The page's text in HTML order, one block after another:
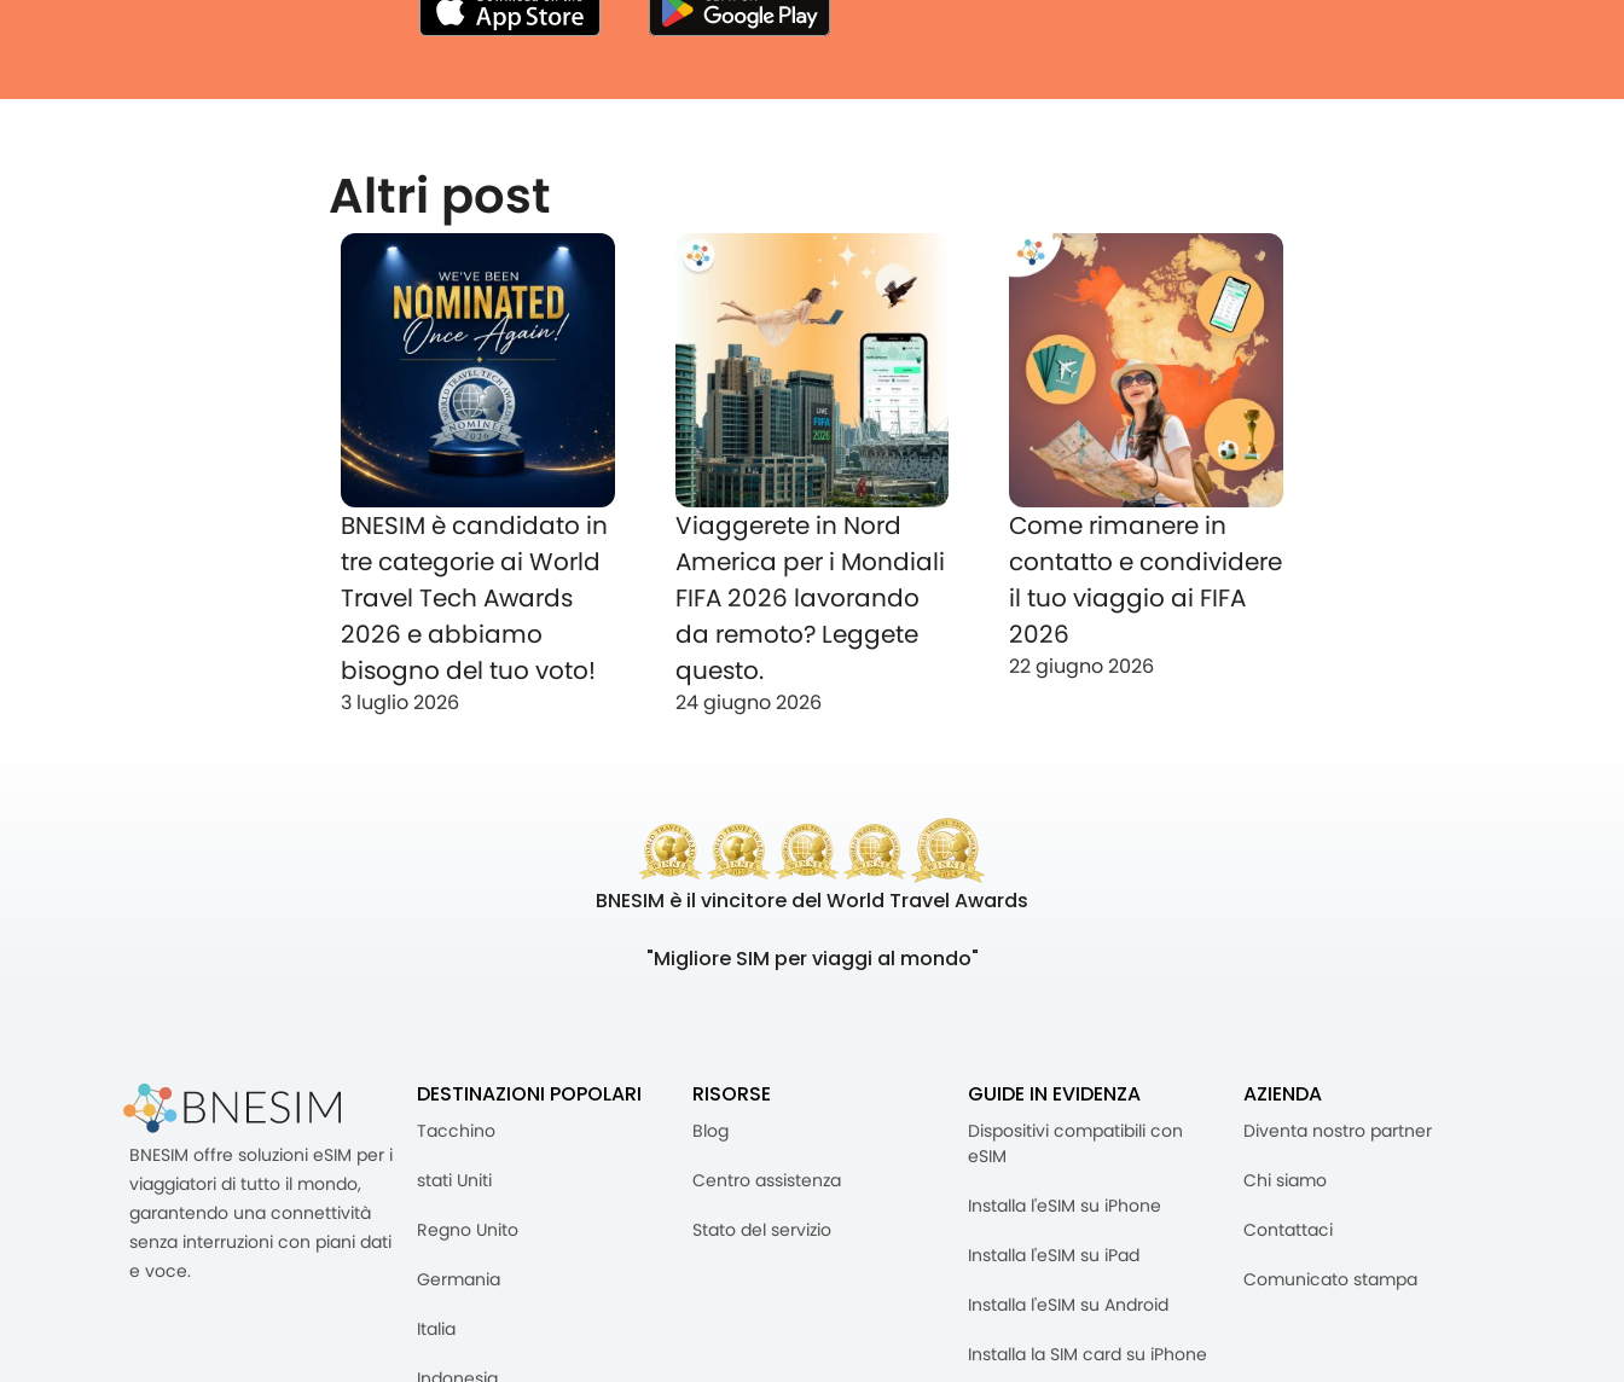
Altri post
BNESIM è candidato in
tre categorie ai World
Travel Tech Awards
2026 e abbiamo
bisogno del tuo voto!
3 luglio 2026
Viaggerete in Nord
America per i Mondiali
FIFA 2026 lavorando
da remoto? Leggete
questo.
24 giugno 2026
Come rimanere in
contatto e condividere
il tuo viaggio ai FIFA
2026
22 giugno 2026
BNESIM è il vincitore del World Travel Awards
"Migliore SIM per viaggi al mondo"
BNESIM offre soluzioni eSIM per i
viaggiatori di tutto il mondo,
garantendo una connettività
senza interruzioni con piani dati
e voce.
DESTINAZIONI POPOLARI
Tacchino
stati Uniti
Regno Unito
Germania
Italia
RISORSE
Blog
Centro assistenza
Stato del servizio
GUIDE IN EVIDENZA
Dispositivi compatibili con
eSIM
Installa l'eSIM su iPhone
Installa l'eSIM su iPad
Installa l'eSIM su Android
Installa la SIM card su iPhone
AZIENDA
Diventa nostro partner
Chi siamo
Contattaci
Comunicato stampa